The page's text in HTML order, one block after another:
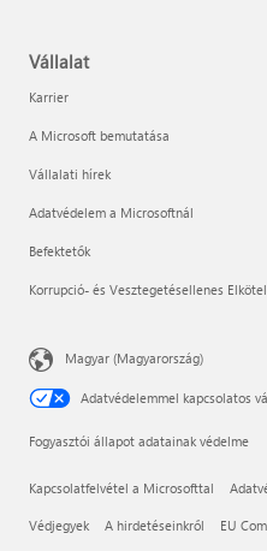
Vállalat
Karrier
A Microsoft bemutatása
Vállalati hírek
Adatvédelem a Microsoftnál
Befektetők
Korrupció- és Vesztegetésellenes
Magyar (Magyarország)
Adatvédelemmel kapcsolatos
Fogyasztói állapot adatainak védelme
Kapcsolatfelvétel a Microsofttal
Védjegyek A hirdetéseinkről EU